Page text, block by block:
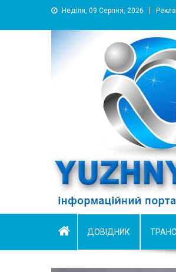
Неділя, 09 Серпня, 2026
информационный
ДОВІДНИК